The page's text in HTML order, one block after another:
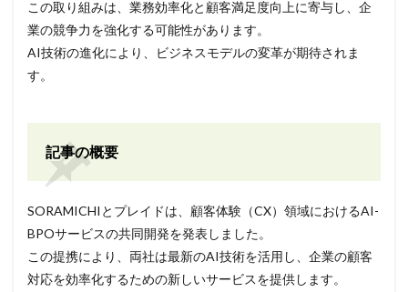
この取り組みは、業務効率化と顧客満足度向上に寄与し、企
業の競争力を強化する可能性があります。
AI技術の進化により、ビジネスモデルの変革が期待されま
す。
記事の概要
SORAMICHIとプレイドは、顧客体験（CX）領域におけるAI-
BPOサービスの共同開発を発表しました。
この提携により、両社は最新のAI技術を活用し、企業の顧客
対応を効率化するための新しいサービスを提供します。